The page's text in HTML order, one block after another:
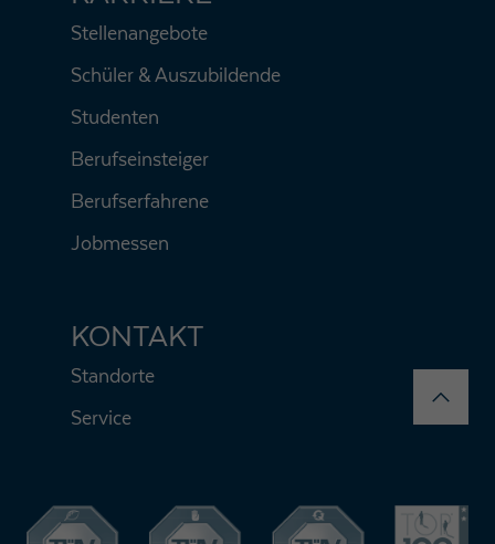
Stellenangebote
Schüler & Auszubildende
Studenten
Berufseinsteiger
Berufserfahrene
Jobmessen
KONTAKT
Standorte
Service